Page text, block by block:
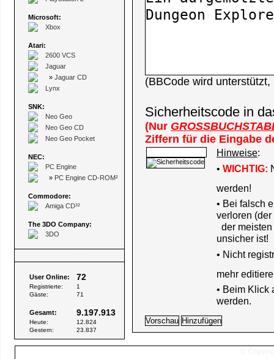
Microsoft:
Xbox
Atari:
2600 VCS
Jaguar
» Jaguar CD
Lynx
SNK:
Neo Geo
Neo Geo CD
Neo Geo Pocket
NEC:
PC Engine
» PC Engine CD-ROM²
Commodore:
Amiga CD³²
The 3DO Company:
3DO
User Online: 72
Registrierte:
1
Gäste:
71
Gesamt: 9.197.913
Heute:
12.824
Gestern:
23.837
(BBCode wird
Sicherheitscode in
(Nur
Ziffern für die Eingabe
Hinweise:
• WICHTIG:
werden!
• Bei falsch
verloren
der
unsicher ist!
• Nicht
mehr
• Beim Klick
werden.